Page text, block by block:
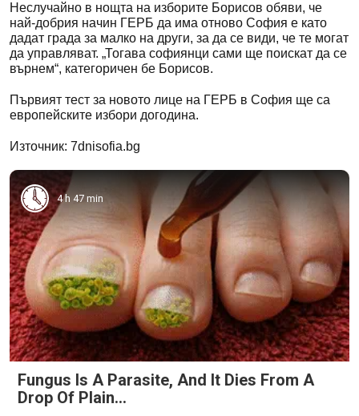
Неслучайно в нощта на изборите Борисов обяви, че
най-добрия начин ГЕРБ да има отново София е като
дадат града за малко на други, за да се види, че те могат
да управляват. „Тогава софиянци сами ще поискат да се
върнем“, категоричен бе Борисов.
Първият тест за новото лице на ГЕРБ в София ще са
европейските избори догодина.
Източник: 7dnisofia.bg
4 h 47 min
Fungus Is A Parasite, And It Dies From A
Drop Of Plain...